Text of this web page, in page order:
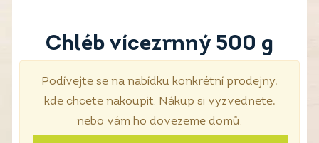
Chléb vícezrnný 500 g
Podívejte se na nabídku konkrétní prodejny,
kde chcete nakoupit. Nákup si vyzvednete,
nebo vám ho dovezeme domů.